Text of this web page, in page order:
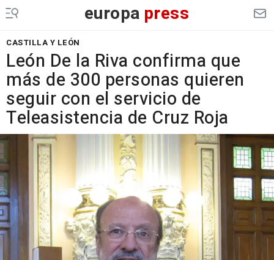
europa press
CASTILLA Y LEÓN
León De la Riva confirma que
más de 300 personas quieren
seguir con el servicio de
Teleasistencia de Cruz Roja